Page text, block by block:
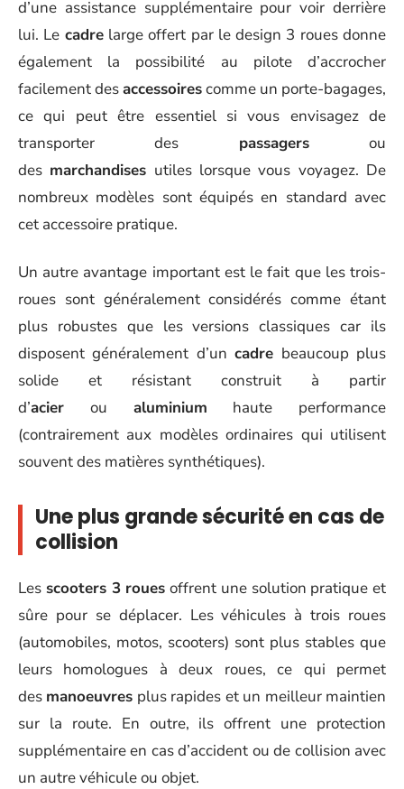
d’une assistance supplémentaire pour voir derrière
lui. Le cadrelarge offert par le design 3 roues donne
également la possibilité au pilote d’accrocher
facilement desaccessoirescomme un porte-bagages,
ce qui peut être essentiel si vous envisagez de
transporter des passagersou
des marchandises utiles lorsque vous voyagez. De
nombreux modèles sont équipés en standard avec
cet accessoire pratique.
Un autre avantage important est le fait que les trois-
roues sont généralement considérés comme étant
plus robustes que les versions classiques car ils
disposent généralement d’uncadre beaucoup plus
solide et résistant construit à partir
d’acier ou aluminium haute performance
(contrairement aux modèles ordinaires qui utilisent
souvent des matières synthétiques).
Une plus grande sécurité en cas de
collision
Les scooters 3 roues offrent une solution pratique et
sûre pour se déplacer. Les véhicules à trois roues
(automobiles, motos, scooters) sont plus stables que
leurs homologues à deux roues, ce qui permet
des manoeuvres plus rapides et un meilleur maintien
sur la route. En outre, ils offrent une protection
supplémentaire en cas d’accident ou de collision avec
un autre véhicule ou objet.